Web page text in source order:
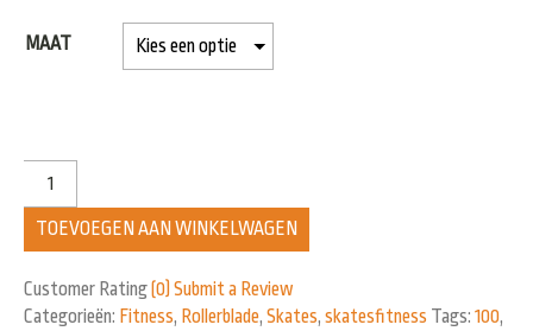
MAAT
TOEVOEGEN AAN WINKELWAGEN
Customer Rating(0) Submit a Review
Categorieën: Fitness, Rollerblade, Skates, skatesfitness Tags: 100,